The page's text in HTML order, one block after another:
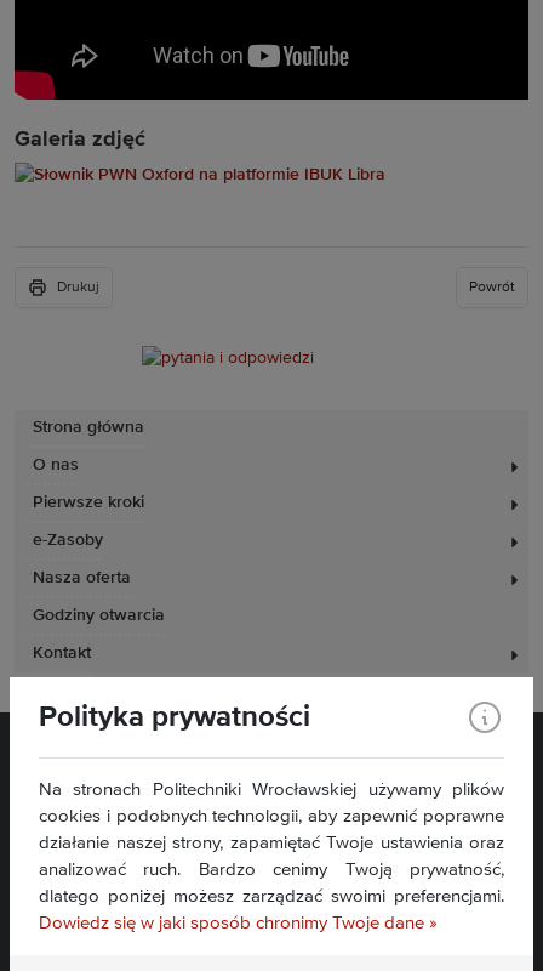
Strona główna
O nas
Pierwsze kroki
e-Zasoby
Nasza oferta
Godziny otwarcia
Kontakt
Galeria zdjęć
Drukuj Powrót
Plac Grunwaldzki 11
50-377 Wrocław
Deklaracja dostępności
Polityka prywatności
Na stronach Politechniki Wrocławskiej używamy plików
cookies i podobnych technologii, aby zapewnić poprawne
działanie naszej strony, zapamiętać Twoje ustawienia oraz
analizować ruch. Bardzo cenimy Twoją prywatność,
dlatego poniżej możesz zarządzać swoimi preferencjami.
Dowiedz się w jaki sposób chronimy Twoje dane »